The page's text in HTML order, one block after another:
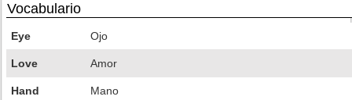
Vocabulario
Eye Ojo
Love Amor
Hand Mano